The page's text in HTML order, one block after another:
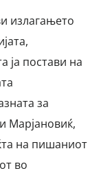
излагањето
ја постави на
за
Марјановиќ,
на пишаниот
во